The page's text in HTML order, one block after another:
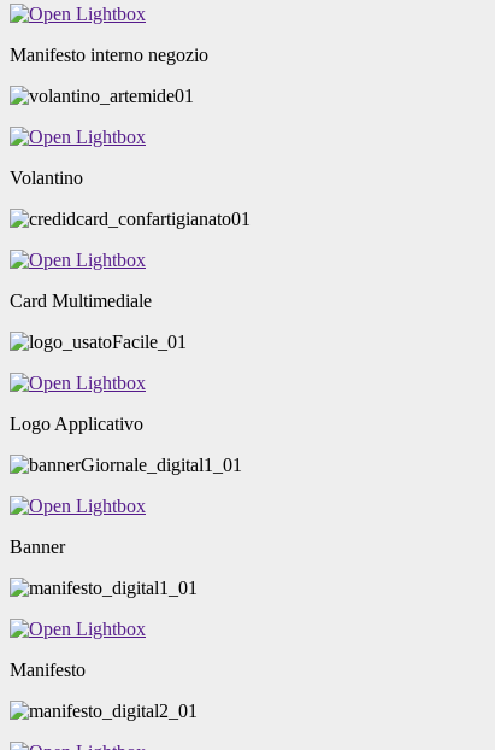
Manifesto interno negozio
Volantino
Card Multimediale
Logo Applicativo
Banner
Manifesto